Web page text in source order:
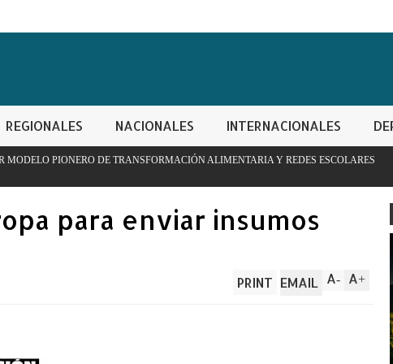
REGIONALES NACIONALES INTERNACIONALES
ALIMENTARIA Y REDES ESCOLARES
PN apresa
para enviar insumos
A+
A-
PRINT EMAIL